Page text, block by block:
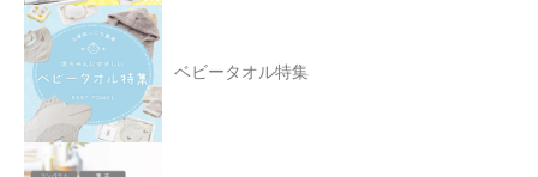
ベビータオル特集